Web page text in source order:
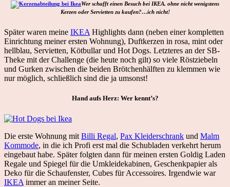
Wer schafft einen Besuch bei IKEA, ohne nicht wenigstens
Kerzen oder Servietten zu kaufen?…ich nicht!
Später waren meine IKEA Highlights dann (neben einer kompletten
Einrichtung meiner ersten Wohnung), Duftkerzen in rosa, mint oder
hellblau, Servietten, Kötbullar und Hot Dogs. Letzteres an der SB-
Theke mit der Challenge (die heute noch gilt) so viele Röstziebeln
und Gurken zwischen die beiden Brötchenhälften zu klemmen wie
nur möglich, schließlich sind die ja umsonst!
Hand aufs Herz: Wer kennt’s?
Die erste Wohnung mit Billi Regal, Pax Kleiderschrank und Malm
Kommode, in die ich Profi erst mal die Schubladen verkehrt herum
eingebaut habe. Später folgten dann für meinen ersten Goldig Laden
Regale und Spiegel für die Umkleidekabinen, Geschenkpapier als
Deko für die Schaufenster, Cubes für Accessoires. Irgendwie war
IKEA immer an meiner Seite.